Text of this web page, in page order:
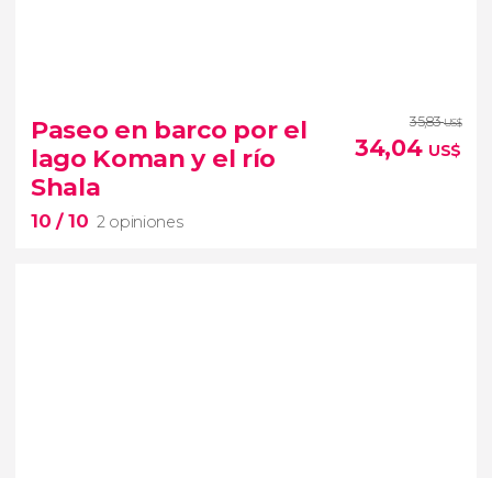
66 opiniones
cima de la montaña Gamti
panorámica única del lago Bovilla
Paseo en barco por el
lago Koman y el río
Shala
10/ 10 2 opiniones
35,83US$
34,04 US$